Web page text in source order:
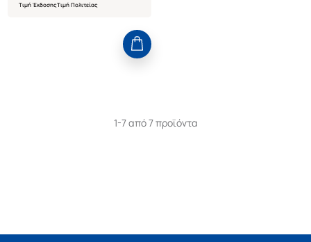
Τιμή ΈκδοσηςΤιμή Πολιτείας
1-7 από 7 προϊόντα